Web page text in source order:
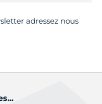
adressez nous